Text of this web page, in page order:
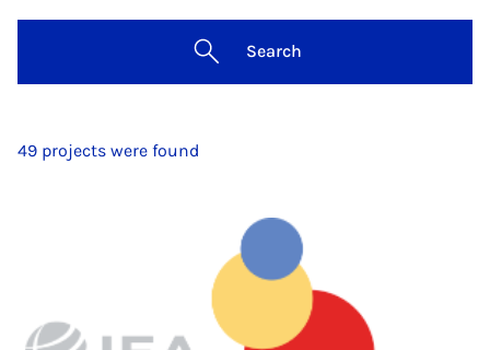
Search
49 projects were found